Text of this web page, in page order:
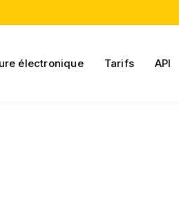
électronique Tarifs API